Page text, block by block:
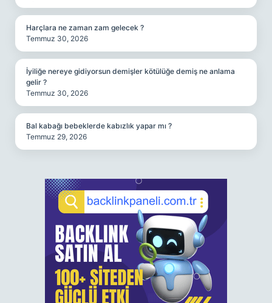
Harçlara ne zaman zam gelecek ?
Temmuz 30, 2026
İyiliğe nereye gidiyorsun demişler kötülüğe demiş ne anlama
gelir ?
Temmuz 30, 2026
Bal kabağı bebeklerde kabızlık yapar mı ?
Temmuz 29, 2026